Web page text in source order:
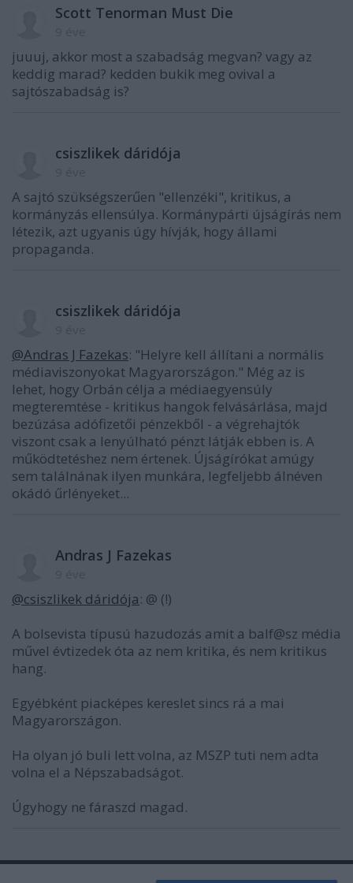
Scott Tenorman Must Die
juuuj, akkor most a szabadság megvan? vagy az
keddig marad? kedden bukik meg ovival a
sajtószabadság is?
csiszlikek dáridója
A sajtó szükségszerűen "ellenzéki", kritikus, a
kormányzás ellensúlya. Kormánypárti újságírás nem
létezik, azt ugyanis úgy hívják, hogy állami
propaganda.
csiszlikek dáridója
@Andras J Fazekas: "Helyre kell állítani a normális
médiaviszonyokat Magyarországon." Még az is
lehet, hogy Orbán célja a médiaegyensúly
megteremtése - kritikus hangok felvásárlása, majd
bezúzása adófizetői pénzekből - a végrehajtók
viszont csak a lenyúlható pénzt látják ebben is. A
működtetéshez nem értenek. Újságírókat amúgy
sem találnának ilyen munkára, legfeljebb álnéven
okádó űrlényeket...
Andras J Fazekas
@csiszlikek dáridója: @ (!)
A bolsevista típusú hazudozás amit a balf@sz média
művel évtizedek óta az nem kritika, és nem kritikus
hang.
Egyébként piacképes kereslet sincs rá a mai
Magyarországon.
Ha olyan jó buli lett volna, az MSZP tuti nem adta
volna el a Népszabadságot.
Úgyhogy ne fáraszd magad.